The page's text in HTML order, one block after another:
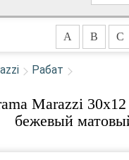
A B C
Рабат
Marazzi
бежевый